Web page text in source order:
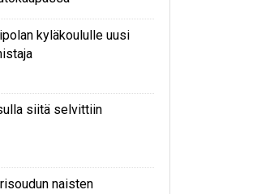
kyläkoululle uusi
siitä selvittiin
naisten